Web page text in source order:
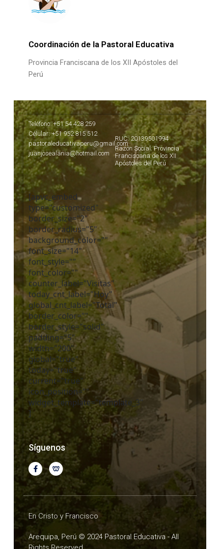
Coordinación de la Pastoral Educativa
Provincia Franciscana de los XII Apóstoles del
Perú
Teléfono: +51 54 428 259
Célular: +51 952 815 512
pastoraleducativaperu@gmail.com
juanjosealania@hotmail.com
RUC: 20139501994
Razón Social: Provincia
Franciscana de los XII
Apóstoles del Perú
[apvc_embed
type="customized"
border_size="2"
border_radius="5"
background_color=""
font_size="14"
font_style=""
font_color=""
counter_label="Visitas"
today_cnt_label="Hoy"
global_cnt_label="Total"
border_color=""
border_style="solid"
padding="5"
width="200"
global="true"
today="true"
current="true"
icon_position=""
widget_template="template_3"
]
Síguenos
En Cristo y Francisco
Arequipa, Perú © 2024 Pastoral Educativa - All